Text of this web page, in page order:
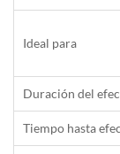
Ideal para
Duración del
Tiempo hasta